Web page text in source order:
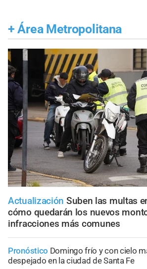
+ Área Metropolitana
Actualización Suben las multas
cómo quedarán los nuevos
infracciones más comunes
Pronóstico Domingo frío y con cielo
despejado en la ciudad de Santa Fe